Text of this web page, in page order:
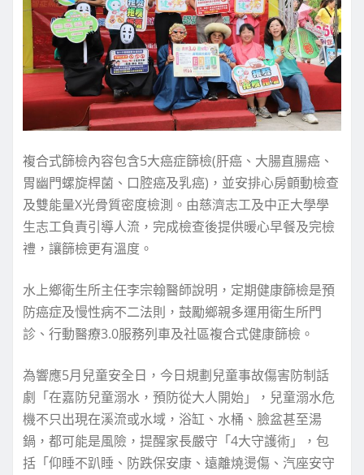
複合式篩檢內容包含5大癌症篩檢(肝癌、大腸直腸癌、
胃幽門螺旋桿菌、口腔癌及乳癌)，並安排心房顫動檢查
及雙能量X光骨質密度檢測。由慈濟志工及中正大學學
生志工負責引導人流，完成檢查後提供暖心早餐及完檢
禮，讓篩檢更有溫度。
水上鄉衛生所主任李宗翰醫師說明，定期健康篩檢是預
防癌症及慢性病不二法則，鼓勵鄉親多運用衛生所門
診、行動醫療3.0服務列車及社區複合式健康篩檢。
為響應5月兒童安全日，今日規劃兒童事故傷害防制話
劇「在嘉防兒童溺水，預防從大人開始」，兒童溺水危
機不只出現在溪流或水域，浴缸、水桶、臉盆甚至湯
鍋，都可能是風險，提醒家長嚴守「4大守護術」，包
括「仰睡不趴睡、防跌保安康、遠離燒燙傷、汽座安守